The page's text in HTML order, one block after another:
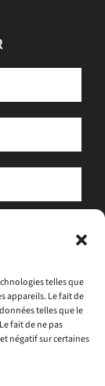
telles que
appareils. Le fait de
telles que le
fait de ne pas
négatif sur certaines
vous envoyer
d'ATLAS.